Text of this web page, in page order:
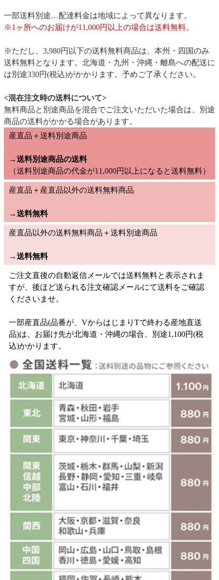
一部送料別途…配達料金は地域によって異なります。
※1ヶ所へのお届けが11,000円以上の場合は送料無料。
※ただし、3,980円以下の送料無料商品は、本州・四国のみ
送料無料となります。北海道・九州・沖縄・離島への配送に
は別途330円(税込)がかかります。予めご了承ください。
<混在注文時の送料について>
無料商品と別途商品を混合でご注文いただいた場合は、別途
商品の送料がかかる場合があります。
産直品＋送料別途商品
→送料別途商品の送料
（送料別途商品の代金が11,000円以上になると送料無料）
産直品＋産直品以外の送料無料商品
→送料無料
産直品以外の送料無料商品＋送料別途商品
→送料無料
ご注文直後の自動返信メールでは送料無料と表示されま
すが、後ほど送られる注文確認メールにて送料をご確認
くださいませ。
一部産直品(品番が、VからはじまりTで終わる産地直送
品)は、お届け先が北海道・沖縄の場合、別途1,100円(税
込)かかります。